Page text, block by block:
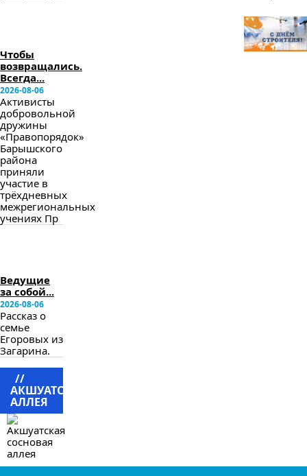
Чтобы
возвращались.
Всегда...
2026-08-06
Активисты
добровольной
дружины
«Правопорядок»
Барышского
района
приняли
участие в
трёхдневных
межрегиональных
учениях Пр
Ведущие
за собой...
2026-08-06
Рассказ о
семье
Егоровых из
Загарина.
//
АКШУАТСКАЯ
АЛЛЕЯ